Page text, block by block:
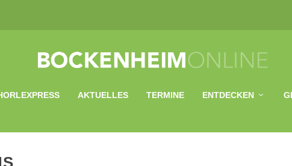
AKTUELLES TERMINE ENTDECKEN